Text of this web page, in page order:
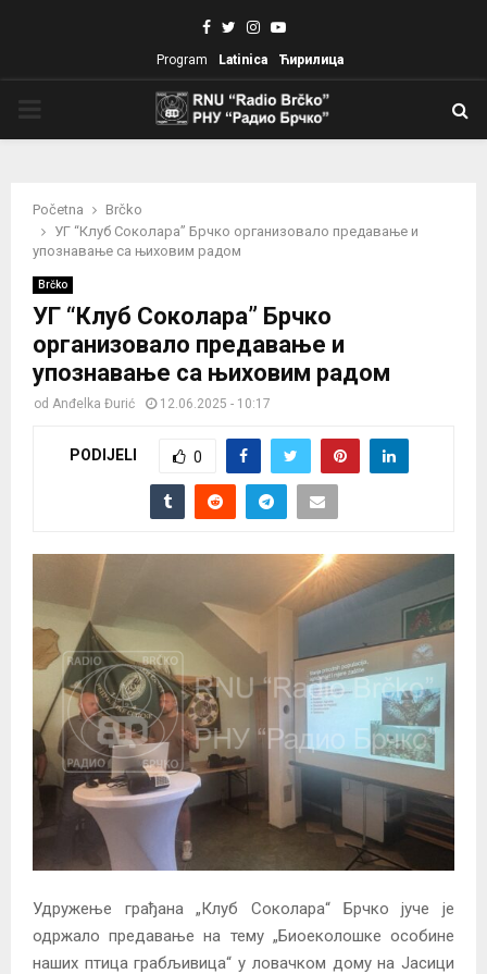
Facebook
TwitterInstagram
Youtube
Program Latinica Ћирилица
Početna
Brčko
УГ “Клуб Соколара” Брчко организовало предавање и
упознавање са њиховим радом
Brčko
УГ “Клуб Соколара” Брчко
организовало предавање и
упознавање са њиховим радом
od Anđelka Đurić 12.06.2025 - 10:17
PODIJELI 0
Удружење грађана „Клуб Соколара“ Брчко јуче је
одржало предавање на тему „Биоеколошке особине
наших птица грабљивица“ у ловачком дому на Јасици